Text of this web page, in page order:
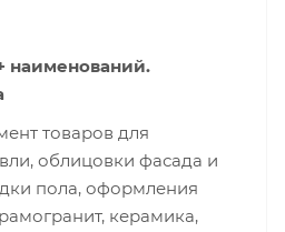
наименований.
товаров для
облицовки фасада и
пола, оформления
керамика,